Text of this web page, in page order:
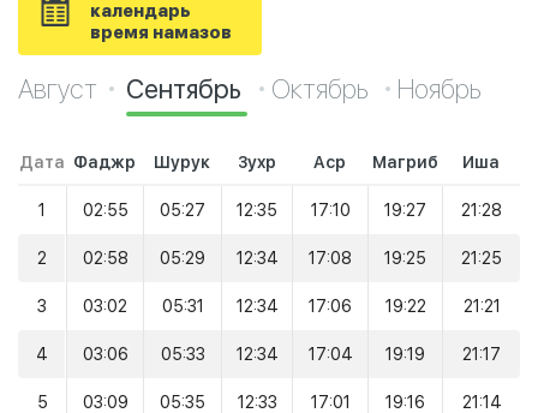
календарь
время намазов
Август Сентябрь Октябрь Ноябрь
Дата Фаджр Шурук Зухр Аср Магриб Иша
1 02:55 05:27 12:35 17:10 19:27 21:28
2 02:58 05:29 12:34 17:08 19:25 21:25
3 03:02 05:31 12:34 17:06 19:22 21:21
4 03:06 05:33 12:34 17:04 19:19 21:17
5 03:09 05:35 12:33 17:01 19:16 21:14